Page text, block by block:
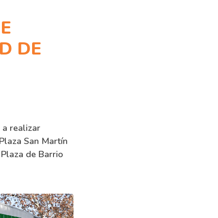
DE
realizar
San Martín
de Barrio